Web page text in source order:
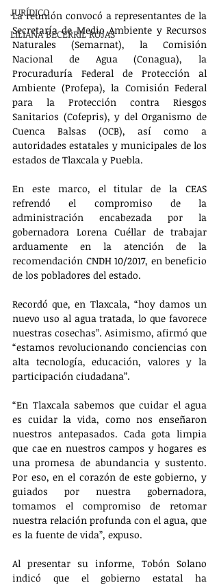
JURÍDICO
LILIANA BECERRIL ROJAS
La reunión convocó a representantes de la
Secretaría de Medio Ambiente y Recursos
Naturales (Semarnat), la Comisión
Nacional de Agua (Conagua), la
Procuraduría Federal de Protección al
Ambiente (Profepa), la Comisión Federal
para la Protección contra Riesgos
Sanitarios (Cofepris), y del Organismo de
Cuenca Balsas (OCB), así como a
autoridades estatales y municipales de los
estados de Tlaxcala y Puebla.
En este marco, el titular de la CEAS
refrendó el compromiso de la
administración encabezada por la
gobernadora Lorena Cuéllar de trabajar
arduamente en la atención de la
recomendación CNDH 10/2017, en beneficio
de los pobladores del estado.
Recordó que, en Tlaxcala, “hoy damos un
nuevo uso al agua tratada, lo que favorece
nuestras cosechas”. Asimismo, afirmó que
“estamos revolucionando conciencias con
alta tecnología, educación, valores y la
participación ciudadana”.
“En Tlaxcala sabemos que cuidar el agua
es cuidar la vida, como nos enseñaron
nuestros antepasados. Cada gota limpia
que cae en nuestros campos y hogares es
una promesa de abundancia y sustento.
Por eso, en el corazón de este gobierno, y
guiados por nuestra gobernadora,
tomamos el compromiso de retomar
nuestra relación profunda con el agua, que
es la fuente de vida”, expuso.
Al presentar su informe, Tobón Solano
indicó que el gobierno estatal ha